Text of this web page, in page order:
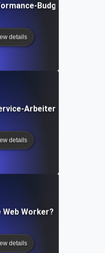
Budget?
details
Arbeiter?
details
Web Worker?
details